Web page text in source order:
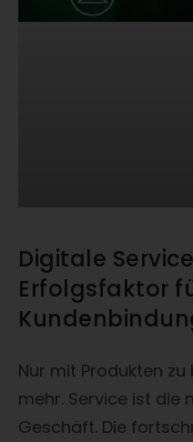
Digitale
Erfolgsfaktor
Nur mit Produkten
mehr. Service ist die
Geschäft. Die